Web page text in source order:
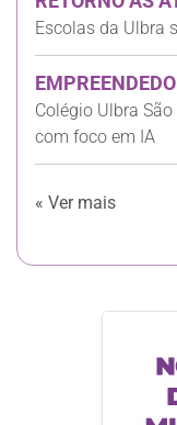
Escolas da Ulbra
Colégio Ulbra
com foco em IA
« Ver mais